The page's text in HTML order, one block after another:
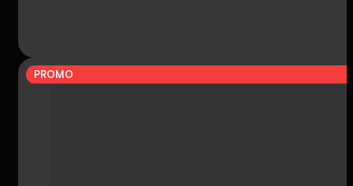
PROMO